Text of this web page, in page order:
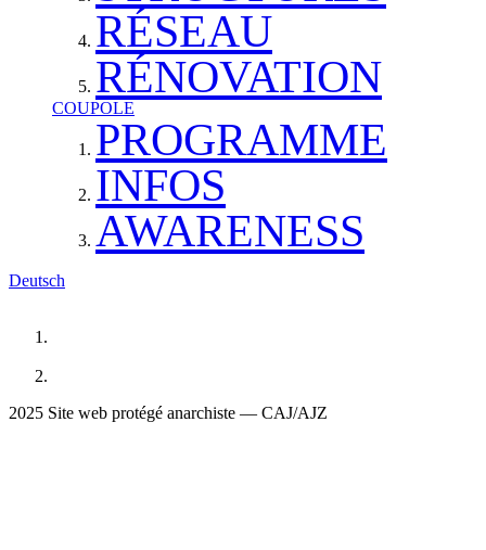
RÉSEAU
RÉNOVATION
COUPOLE
PROGRAMME
INFOS
AWARENESS
Deutsch
2025 Site web protégé anarchiste — CAJ/AJZ